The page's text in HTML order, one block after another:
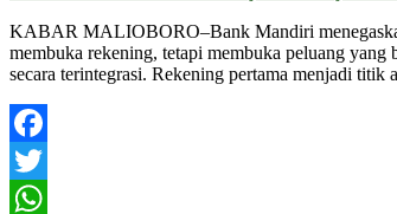
KABAR MALIOBORO–Bank Mandiri
membuka rekening, tetapi membuka peluang
secara terintegrasi. Rekening pertama menjadi
Facebook
Twitter